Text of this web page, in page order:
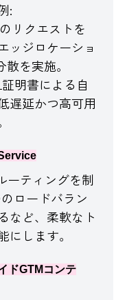
:
リクエストを
ッジロケーショ
を実施。
明書による自
遅延かつ高可用
ーティングを制
ロードバラン
など、柔軟なト
にします。
ドGTMコンテ